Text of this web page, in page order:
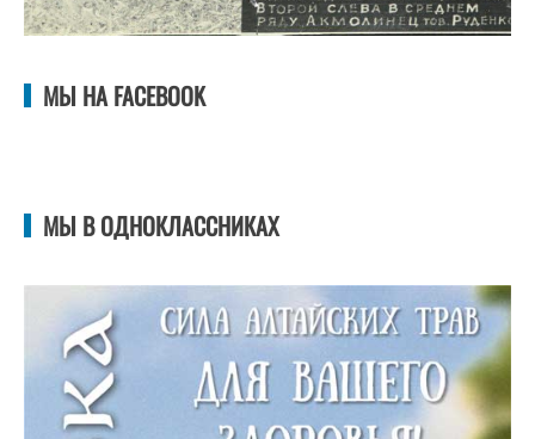
МЫ НА FACEBOOK
МЫ В ОДНОКЛАССНИКАХ